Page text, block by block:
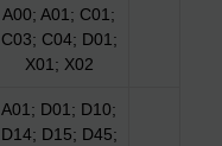
A00; A01; C01;
C03; C04; D01;
X01; X02
A01; D01; D10;
D14; D15; D45;